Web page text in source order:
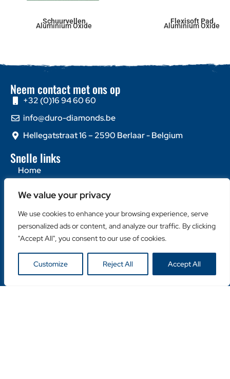
We value your privacy
We use cookies to enhance your browsing experience, serve
personalized ads or content, and analyze our traffic. By clicking
"Accept All", you consent to our use of cookies.
Customize Reject All Accept All
Schuurvellen
Aluminium Oxide
Flexisoft Pad
Aluminium Oxide
Neem contact met ons op
+32 (0)16 94 60 60
info@duro-diamonds.be
Hellegatstraat 16 – 2590 Berlaar - Belgium
Snelle links
Home
Contacteer ons
Populaire categorieën
Diamantzagen
Machines